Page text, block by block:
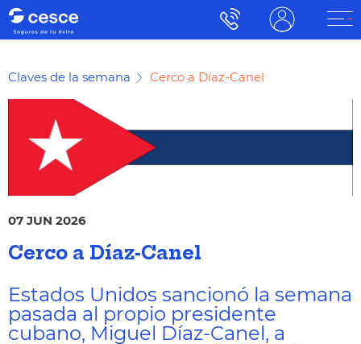
Claves de la semana Cerco a Díaz-Canel
07 JUN 2026
Cerco a Díaz-Canel
Estados Unidos sancionó la semana
pasada al propio presidente
cubano, Miguel Díaz-Canel, a